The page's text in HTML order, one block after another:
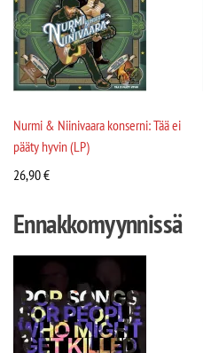
Nurmi & Niinivaara konserni: Tää ei
pääty hyvin (LP)
26,90€
Ennakkomyynnissä